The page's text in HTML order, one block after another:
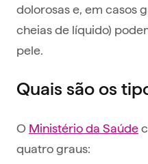
dolorosas e, em casos
cheias de líquido)
pele.
Quais são os
O Ministério da Saúde
quatro graus: